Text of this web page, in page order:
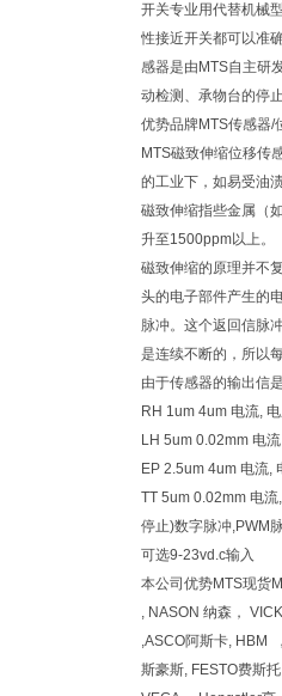
开关专业用代替机械
性接近开关都可以准
感器是由MTS自主研
动检测、承物台的停
优势品牌MTS传感器/
MTS磁致伸缩位移传
的工业下，如易受油
磁致伸缩指些金属（
升至1500ppm以上。
磁致伸缩的原理并不
头的电子部件产生的
脉冲。这个返回信脉
是连续不断的，所以
由于传感器的输出信
RH 1um 4um 电流,
LH 5um 0.02mm 电
EP 2.5um 4um 电流,
TT 5um 0.02mm 电
停止)数字脉冲,PWM
可选9-23vd.c输入
本公司优势MTS现货
, NASON 纳森，
,ASCO阿斯卡, HBM
斯豪斯, FESTO费斯